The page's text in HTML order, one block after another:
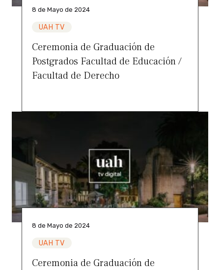
8 de Mayo de 2024
UAH TV
Ceremonia de Graduación de
Postgrados Facultad de Educación /
Facultad de Derecho
8 de Mayo de 2024
UAH TV
Ceremonia de Graduación de